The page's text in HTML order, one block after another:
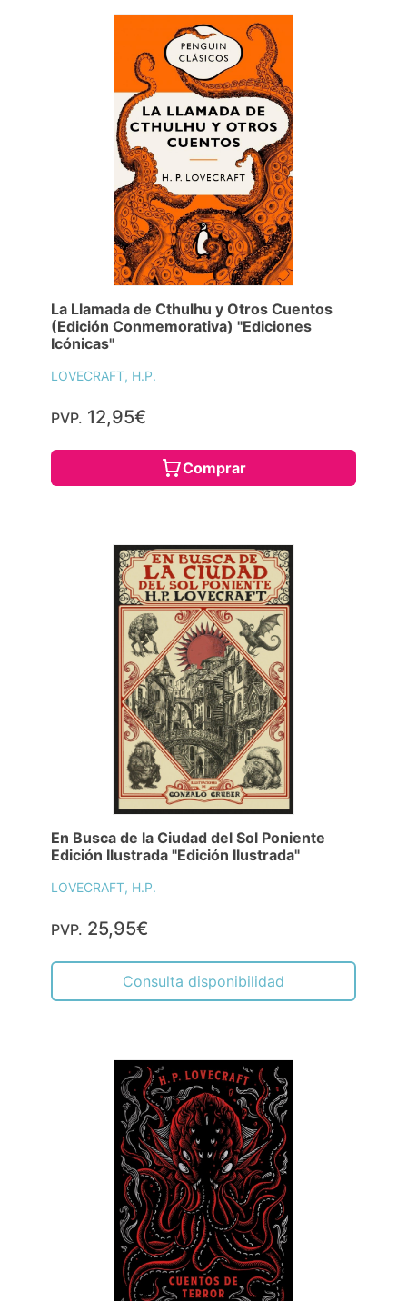
La Llamada de Cthulhu y Otros Cuentos
(Edición Conmemorativa) "Ediciones
Icónicas"
LOVECRAFT, H.P.
PVP. 12,95€
Comprar
En Busca de la Ciudad del Sol Poniente
Edición Ilustrada "Edición Ilustrada"
LOVECRAFT, H.P.
PVP. 25,95€
Consulta disponibilidad